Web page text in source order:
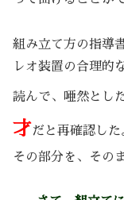
組み立て方の指導
レオ装置の合理的
読んで、唖然とし
才だと再確認した
その部分を、その